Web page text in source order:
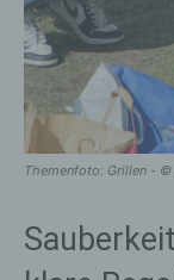
Themenfoto: Grillen - ©